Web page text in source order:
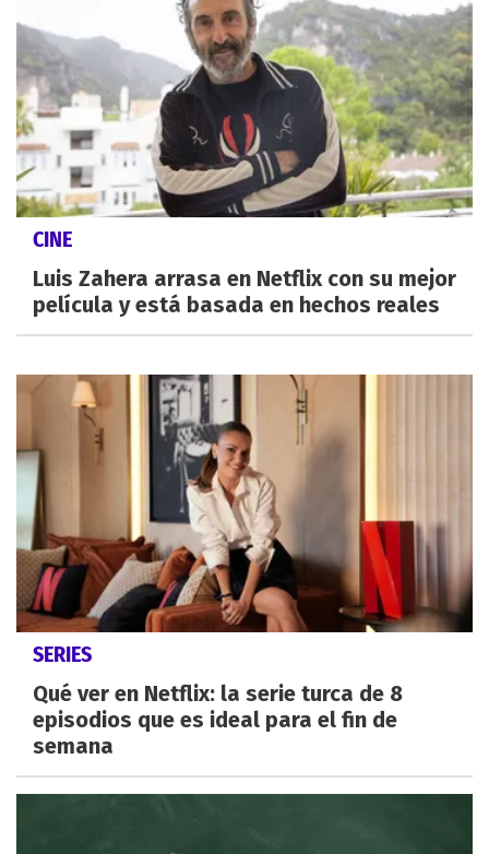
CINE
Luis Zahera arrasa en Netflix con su mejor
película y está basada en hechos reales
SERIES
Qué ver en Netflix: la serie turca de 8
episodios que es ideal para el fin de
semana